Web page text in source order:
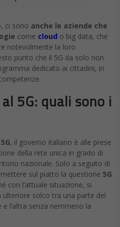
ci sono anche le aziende che
come cloud o big data, che
notevolmente la loro
punto che il 5G da solo non
dedicato ai cittadini, in
5G: quali sono i
, il governo italiano è alle prese
della rete unica in grado di
nazionale. Solo a seguito di
sul piatto la questione 5G
con l’attuale situazione, si
ulteriore solco tra una parte del
l’altra senza nemmeno la